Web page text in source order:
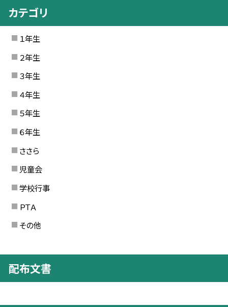
カテゴリ
１年生
２年生
３年生
４年生
５年生
６年生
ささら
児童会
学校行事
ＰＴＡ
その他
配布文書